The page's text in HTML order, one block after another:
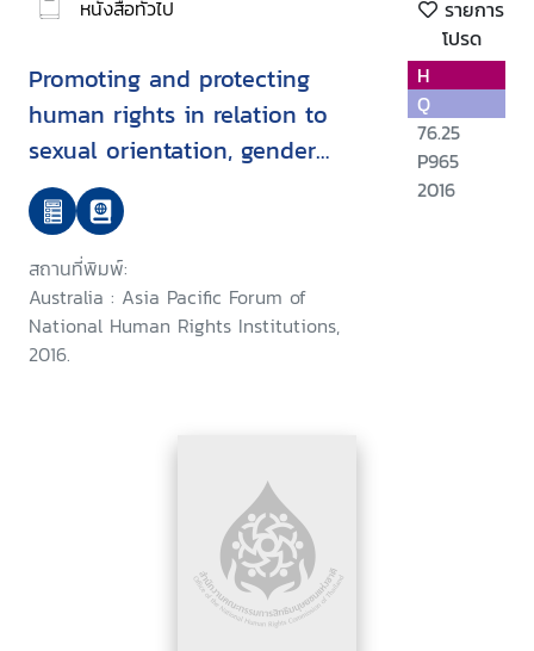
หนังสือทั่วไป
รายการ
โปรด
Promoting and protecting
human rights in relation to
sexual orientation, gender
identity and sex characteristics
สถานที่พิมพ์:
Australia : Asia Pacific Forum of
National Human Rights Institutions,
2016.
H
Q
76.25
P965
2016